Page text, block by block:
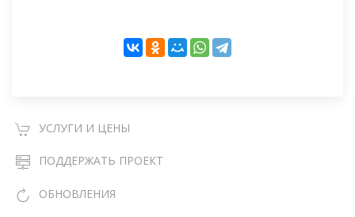
УСЛУГИ И ЦЕНЫ
ПОДДЕРЖАТЬ ПРОЕКТ
ОБНОВЛЕНИЯ